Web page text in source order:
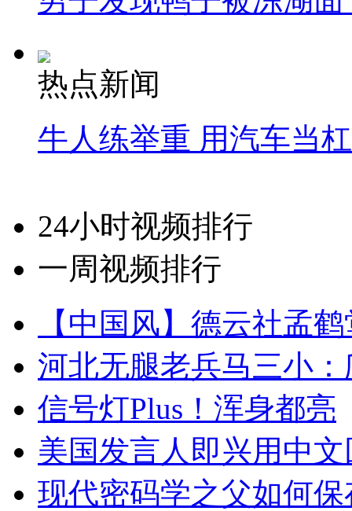
热点新闻
牛人练举重 用汽车当
24小时视频排行
一周视频排行
【中国风】德云社孟
河北无腿老兵马三小
信号灯Plus！浑身都亮
美国发言人即兴用中
现代密码学之父如何